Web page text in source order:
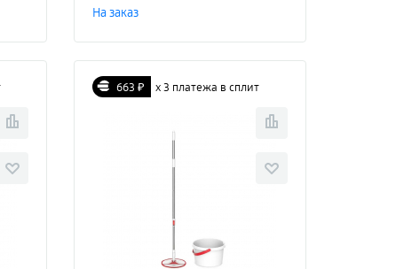
На заказ
663 ₽ х 3 платежа в сплит